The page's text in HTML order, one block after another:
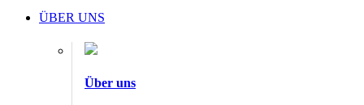
ÜBER UNS
Über uns